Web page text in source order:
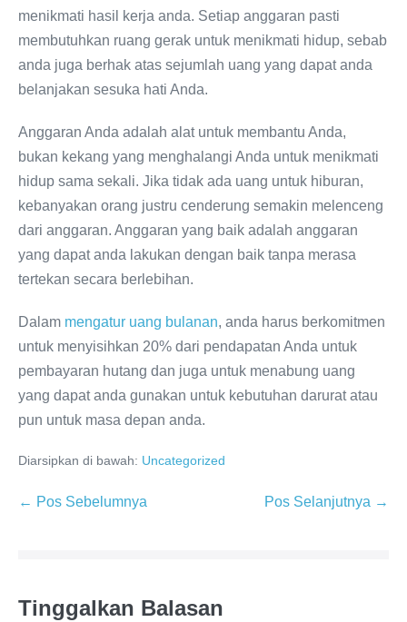
menikmati hasil kerja anda. Setiap anggaran pasti
membutuhkan ruang gerak untuk menikmati hidup, sebab
anda juga berhak atas sejumlah uang yang dapat anda
belanjakan sesuka hati Anda.
Anggaran Anda adalah alat untuk membantu Anda,
bukan kekang yang menghalangi Anda untuk menikmati
hidup sama sekali. Jika tidak ada uang untuk hiburan,
kebanyakan orang justru cenderung semakin melenceng
dari anggaran. Anggaran yang baik adalah anggaran
yang dapat anda lakukan dengan baik tanpa merasa
tertekan secara berlebihan.
Dalam mengatur uang bulanan, anda harus berkomitmen
untuk menyisihkan 20% dari pendapatan Anda untuk
pembayaran hutang dan juga untuk menabung uang
yang dapat anda gunakan untuk kebutuhan darurat atau
pun untuk masa depan anda.
Diarsipkan di bawah: Uncategorized
Navigasi
← Pos Sebelumnya Pos Selanjutnya →
Tinggalkan Balasan